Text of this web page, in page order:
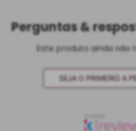
Perguntas &
Este produto ainda não
SEJA O PRIMEIRO A